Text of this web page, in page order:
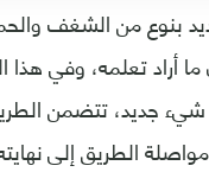
بنوع من الشغف
ما أراد تعلمه، وفي
جديد، تتضمن
الطريق إلى